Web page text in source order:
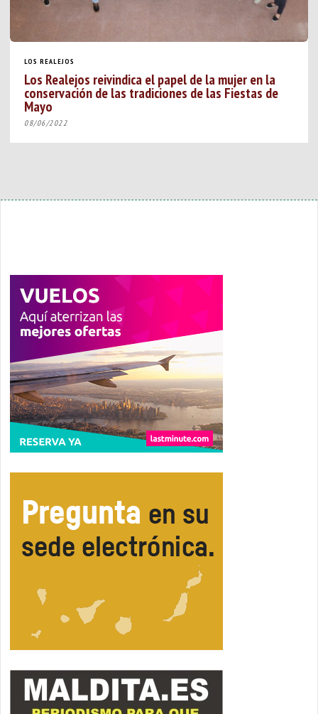
LOS REALEJOS
Los Realejos reivindica el papel de la mujer en la
conservación de las tradiciones de las Fiestas de
Mayo
08/06/2022